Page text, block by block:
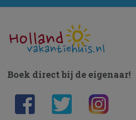
Boek direct bij de eigenaar!